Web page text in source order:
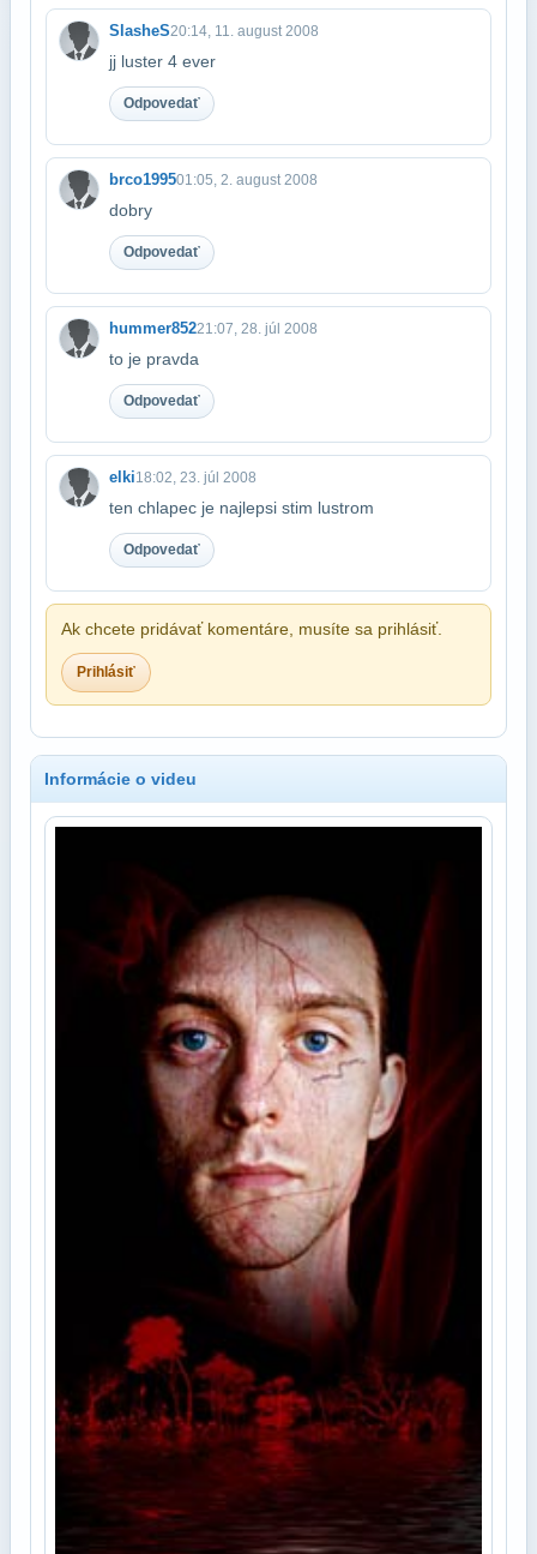
SlasheS20:14, 11. august 2008
jj luster 4 ever
Odpovedať
brco199501:05, 2. august 2008
dobry
Odpovedať
hummer85221:07, 28. júl 2008
to je pravda
Odpovedať
elki18:02, 23. júl 2008
ten chlapec je najlepsi stim lustrom
Odpovedať
Ak chcete pridávať komentáre, musíte sa prihlásiť.
Prihlásiť
Informácie o videu